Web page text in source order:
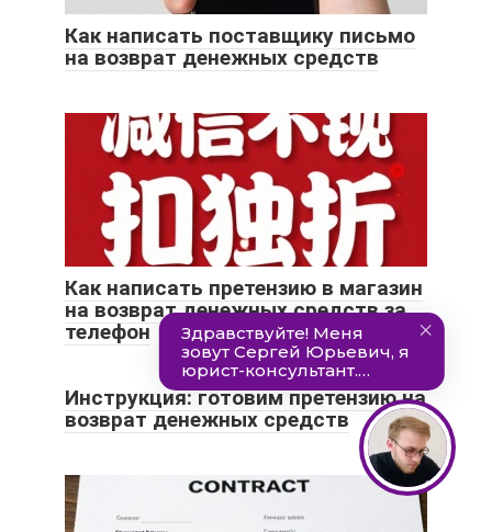
Как написать поставщику письмо
на возврат денежных средств
Как написать претензию в магазин
на возврат денежных средств за
телефон
Инструкция: готовим претензию на
возврат денежных средств